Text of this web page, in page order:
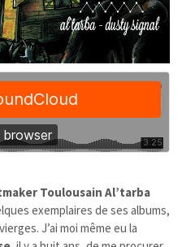
Toulousain Al’tarba
exemplaires de ses albums,
J’ai moi même eu la